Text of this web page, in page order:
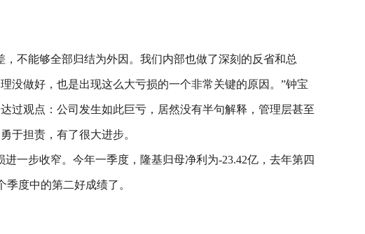
不能够全部归结为外因。我们内部也做了深刻的反省和总
没做好，也是出现这么大亏损的一个非常关键的原因。”钟宝
观点：公司发生如此巨亏，居然没有半句解释，管理层甚至
于担责，有了很大进步。
一步收窄。今年一季度，隆基归母净利为-23.42亿，去年第四
度中的第二好成绩了。